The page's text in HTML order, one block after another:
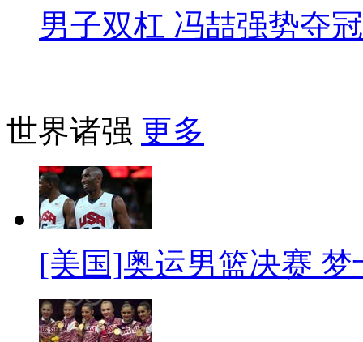
男子双杠 冯喆强势夺冠
世界诸强 更多
[美国]奥运男篮决赛